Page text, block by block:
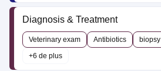
Diagnosis & Treatment
Veterinary exam Antibiotics biopsy
+6 de plus